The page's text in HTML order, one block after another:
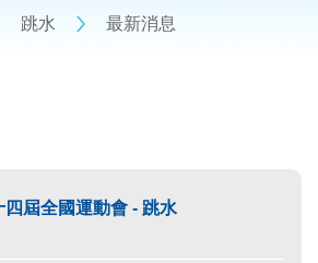
跳水 最新消息
四屆全國運動會 - 跳水